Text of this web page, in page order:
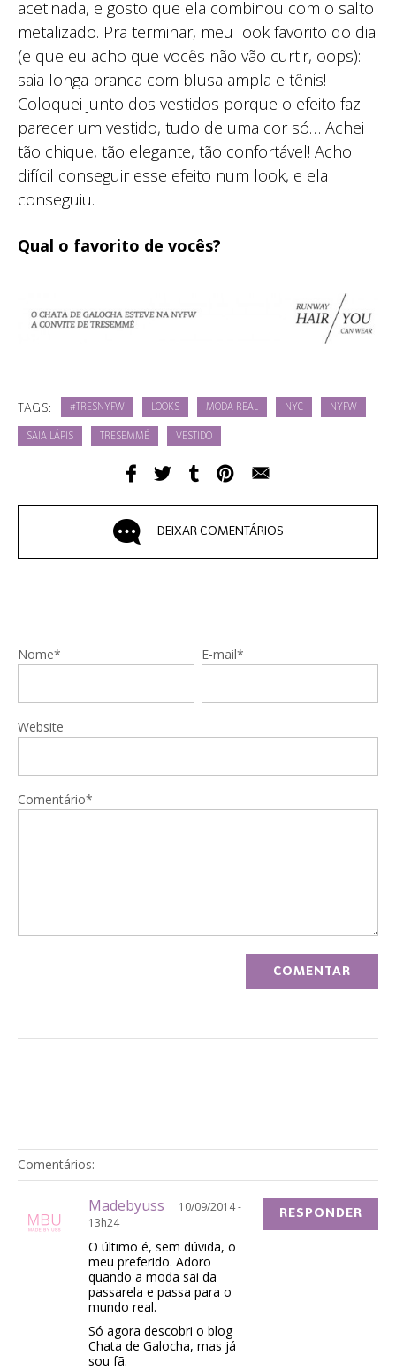
acetinada, e gosto que ela combinou com o salto
metalizado. Pra terminar, meu look favorito do dia
(e que eu acho que vocês não vão curtir, oops):
saia longa branca com blusa ampla e tênis!
Coloquei junto dos vestidos porque o efeito faz
parecer um vestido, tudo de uma cor só… Achei
tão chique, tão elegante, tão confortável! Acho
difícil conseguir esse efeito num look, e ela
conseguiu.
Qual o favorito de vocês?
TAGS: #TRESNYFW LOOKS MODA REAL NYC NYFW
SAIA LÁPIS TRESEMMÉ VESTIDO
DEIXAR COMENTÁRIOS
Nome* E-mail*
Website
Comentário*
Comentários:
Madebyuss
10/09/2014 -
13h24
O último é, sem dúvida, o
meu preferido. Adoro
quando a moda sai da
passarela e passa para o
mundo real.
Só agora descobri o blog
Chata de Galocha, mas já
sou fã.
RESPONDER